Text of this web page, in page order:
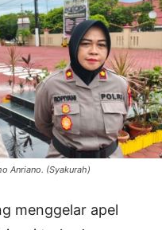
Anriano. (Syakurah)
menggelar apel